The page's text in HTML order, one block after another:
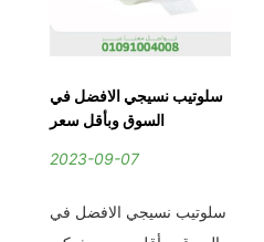
سلوتيب نسيجي الافضل في
السوق وبأقل سعر
2023-09-07
سلوتيب نسيجي الافضل في